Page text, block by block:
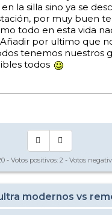
la silla sino ya se
por muy buen
todo en esta vida
por ultimo que
tenemos nuestros
todos
- Votos positivos: 2 - Votos
modernos vs